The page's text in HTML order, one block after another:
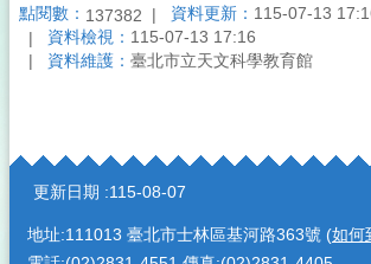
點閱數： 137382 資料更新： 115-07-13
資料檢視： 115-07-13 17:16
資料維護： 臺北市立天文科學教育館
:::
更新日期 115-08-07
地址:111013 臺北市士林區基河路363號 (如何